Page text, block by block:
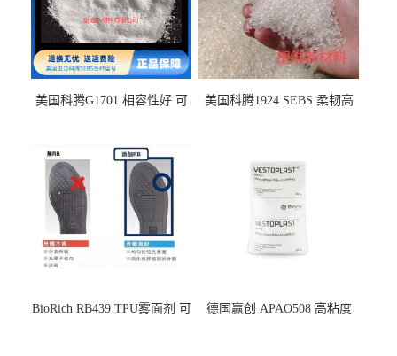
美国科腾G1701 相容性好 可
美国科腾1924 SEBS 柔韧高
BioRich RB439 TPU雾面剂 可
德国赢创 APAO508 高粘度